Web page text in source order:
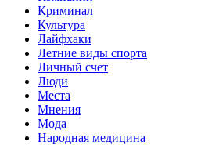
Криминал
Культура
Лайфхаки
Летние виды спорта
Личный счет
Люди
Места
Мнения
Мода
Народная медицина